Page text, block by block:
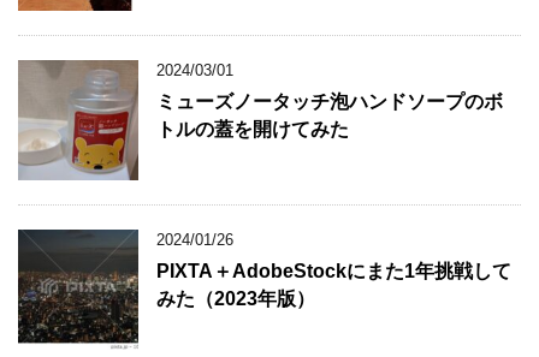
2024/03/01
ミューズノータッチ泡ハンドソープのボ
トルの蓋を開けてみた
2024/01/26
PIXTA＋AdobeStockにまた1年挑戦して
みた（2023年版）